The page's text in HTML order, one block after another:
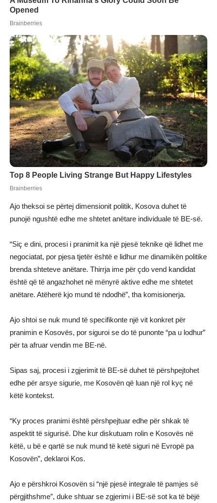
Ajo theksoi se përtej dimensionit politik, Kosova duhet të
punojë ngushtë edhe me shtetet anëtare individuale të BE-së.
“Siç e dini, procesi i pranimit ka një pjesë teknike që lidhet me
negociatat, por pjesa tjetër është e lidhur me dinamikën politike
brenda shteteve anëtare. Thirrja ime për çdo vend kandidat
është që të angazhohet në mënyrë aktive edhe me shtetet
anëtare. Atëherë kjo mund të ndodhë”, tha komisionerja.
Ajo shtoi se nuk mund të specifikonte një vit konkret për
pranimin e Kosovës, por siguroi se do të punonte “pa u lodhur”
për ta afruar vendin me BE-në.
Sipas saj, procesi i zgjerimit të BE-së duhet të përshpejtohet
edhe për arsye sigurie, me Kosovën që luan një rol kyç në
këtë kontekst.
“Ky proces pranimi është përshpejtuar edhe për shkak të
aspektit të sigurisë. Dhe kur diskutuam rolin e Kosovës në
këtë, u bë e qartë se nuk mund të ketë siguri në Evropë pa
Kosovën”, deklaroi Kos.
Ajo e përshkroi Kosovën si “një pjesë integrale të pamjes së
përgjithshme”, duke shtuar se zgjerimi i BE-së sot ka të bëjë